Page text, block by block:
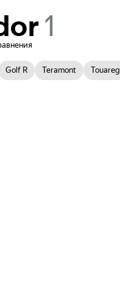
Golf R Teramont Touareg